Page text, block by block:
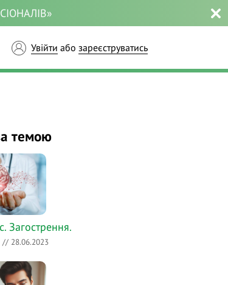
Увійти або зареєструватись
темою
Загострення.
// 28.06.2023